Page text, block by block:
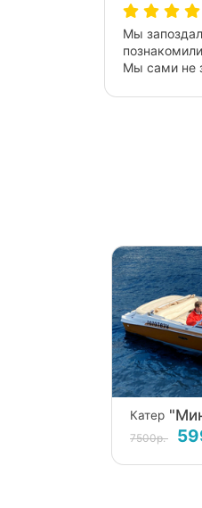
Мы
Мы сами не
Отмечали
Катер
7500р.